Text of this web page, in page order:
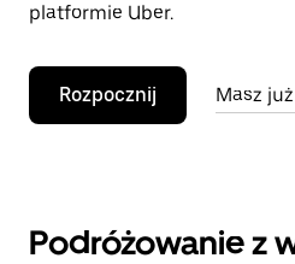
platformie Uber.
Rozpocznij Masz
Podróżowanie z